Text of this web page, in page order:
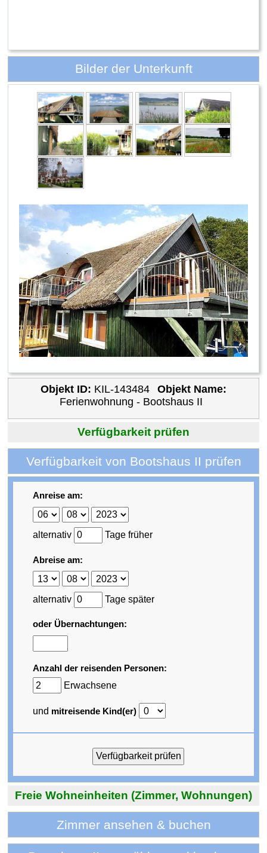
Bilder der Unterkunft
Objekt ID: KIL-143484
Objekt Name:
Ferienwohnung - Bootshaus II
Verfügbarkeit prüfen
Verfügbarkeit von Bootshaus II prüfen
Anreise am:
alternativ Tage früher
Abreise am:
alternativ Tage später
oder Übernachtungen:
Anzahl der reisenden Personen:
Erwachsene
und mitreisende Kind(er)
Freie Wohneinheiten (Zimmer, Wohnungen)
Zimmer ansehen & buchen